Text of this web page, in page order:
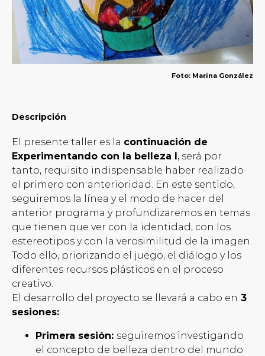
Foto: Marina González
Descripción
El presente taller es la continuación de
Experimentando con la belleza I, será por
tanto, requisito indispensable haber realizado
el primero con anterioridad. En este sentido,
seguiremos la línea y el modo de hacer del
anterior programa y profundizaremos en temas
que tienen que ver con la identidad, con los
estereotipos y con la verosimilitud de la imagen.
Todo ello, priorizando el juego, el diálogo y los
diferentes recursos plásticos en el proceso
creativo.
El desarrollo del proyecto se llevará a cabo en 3
sesiones:
Primera sesión: seguiremos investigando
el concepto de belleza dentro del mundo